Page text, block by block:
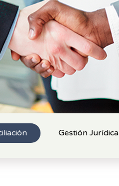
Gestión Jurídica